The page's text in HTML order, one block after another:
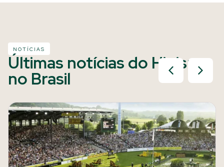
NOTÍCIAS
Últimas notícias do Hipismo
no Brasil